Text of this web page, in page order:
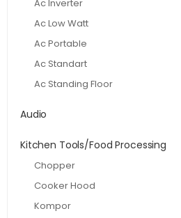
Ac Inverter
Ac Low Watt
Ac Portable
Ac Standart
Ac Standing Floor
Audio
Kitchen Tools/Food Processing
Chopper
Cooker Hood
Kompor